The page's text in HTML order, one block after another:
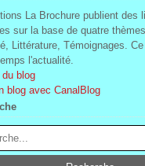
La Brochure publient des
sur la base de quatre
Littérature, Témoignages.
l'actualité.
blog
blog avec CanalBlog